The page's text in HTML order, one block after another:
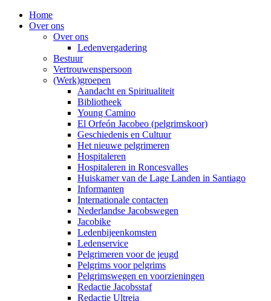
Home
Over ons
Over ons
Ledenvergadering
Bestuur
Vertrouwenspersoon
(Werk)groepen
Aandacht en Spiritualiteit
Bibliotheek
Young Camino
El Orfeón Jacobeo (pelgrimskoor)
Geschiedenis en Cultuur
Het nieuwe pelgrimeren
Hospitaleren
Hospitaleren in Roncesvalles
Huiskamer van de Lage Landen in Santiago
Informanten
Internationale contacten
Nederlandse Jacobswegen
Jacobike
Ledenbijeenkomsten
Ledenservice
Pelgrimeren voor de jeugd
Pelgrims voor pelgrims
Pelgrimswegen en voorzieningen
Redactie Jacobsstaf
Redactie Ultreia